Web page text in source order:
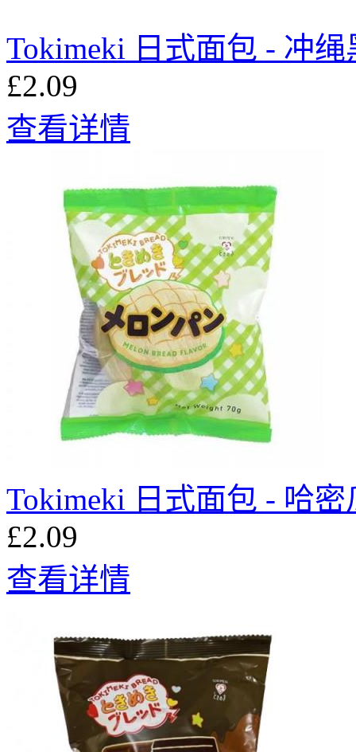
Tokimeki 日式面包 - 冲绳
£2.09
查看详情
Tokimeki 日式面包 - 哈密
£2.09
查看详情